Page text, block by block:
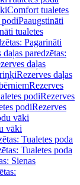
Comfort tualetes
podiPaaugstināti
tualetes
Pagarināti
daļas paredzētas:
daļas
Rezerves daļas
Rezerves
podiRezerves
podiRezerves
vāki
vāki
Tualetes poda
Tualetes poda
Sienas